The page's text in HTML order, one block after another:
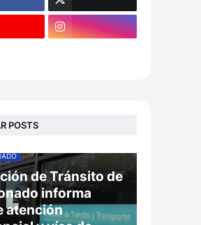
POSTS
de Tránsito de
informa
atención